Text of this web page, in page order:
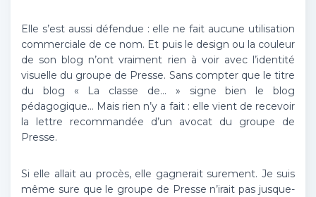
Elle s’est aussi défendue : elle ne fait aucune utilisation
commerciale de ce nom. Et puis le design ou la couleur
de son blog n’ont vraiment rien à voir avec l’identité
visuelle du groupe de Presse. Sans compter que le titre
du blog « La classe de… » signe bien le blog
pédagogique… Mais rien n’y a fait : elle vient de recevoir
la lettre recommandée d’un avocat du groupe de
Presse.
Si elle allait au procès, elle gagnerait surement. Je suis
même sure que le groupe de Presse n’irait pas jusque-